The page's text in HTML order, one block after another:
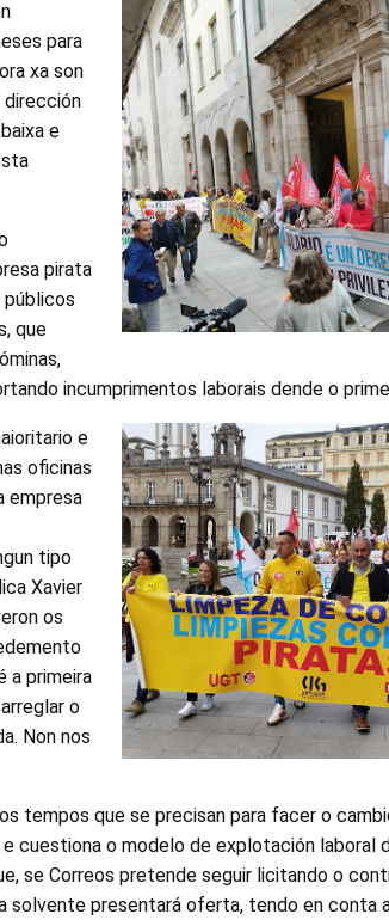
para
xa son
dirección
e
pirata
que
incumprimentos laborais dende o
e
oficinas
empresa
tipo
Xavier
os
a primeira
o
Non nos
tempos que se precisan para facer o
cuestiona o modelo de explotación laboral
se Correos pretende seguir licitando o
solvente presentará oferta, tendo en conta